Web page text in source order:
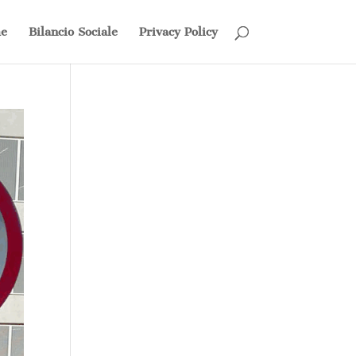
Bilancio Sociale Privacy Policy